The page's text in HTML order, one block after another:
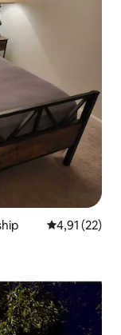
Средна
4,91 (22)